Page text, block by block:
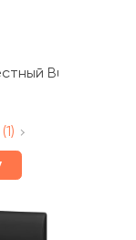
Bu2 Бизнес
(1)